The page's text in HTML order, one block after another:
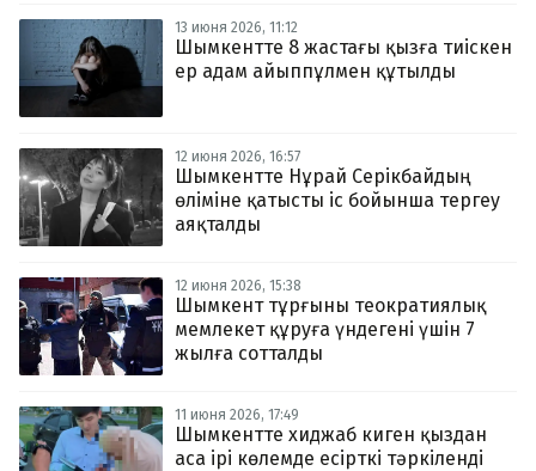
13 июня 2026, 11:12
Шымкентте 8 жастағы қызға тиіскен
ер адам айыппұлмен құтылды
12 июня 2026, 16:57
Шымкентте Нұрай Серікбайдың
өліміне қатысты іс бойынша тергеу
аяқталды
12 июня 2026, 15:38
Шымкент тұрғыны теократиялық
мемлекет құруға үндегені үшін 7
жылға сотталды
11 июня 2026, 17:49
Шымкентте хиджаб киген қыздан
аса ірі көлемде есірткі тәркіленді